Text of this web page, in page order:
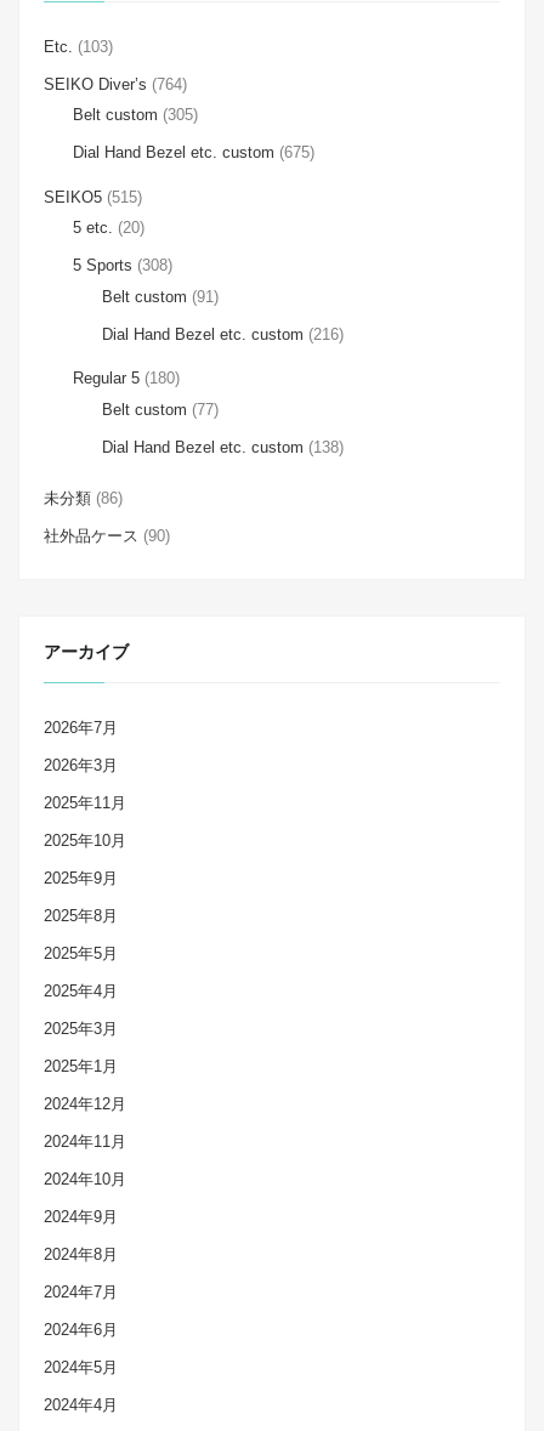
Etc. (103)
SEIKO Diver’s (764)
Belt custom (305)
Dial Hand Bezel etc. custom (675)
SEIKO5 (515)
5 etc. (20)
5 Sports (308)
Belt custom (91)
Dial Hand Bezel etc. custom (216)
Regular 5 (180)
Belt custom (77)
Dial Hand Bezel etc. custom (138)
未分類 (86)
社外品ケース (90)
アーカイブ
2026年7月
2026年3月
2025年11月
2025年10月
2025年9月
2025年8月
2025年5月
2025年4月
2025年3月
2025年1月
2024年12月
2024年11月
2024年10月
2024年9月
2024年8月
2024年7月
2024年6月
2024年5月
2024年4月